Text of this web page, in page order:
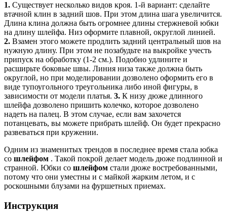
1. Существует несколько видов кроя. 1-й вариант: сделайте
втачной клин в задний шов. При этом длина шага увеличится.
Длина клина должна быть огромнее длины стержневой юбки
на длину шлейфа. Низ оформите плавной, округлой линией.
2. Взамен этого можете продлить задний центральный шов на
нужную длину. При этом не позабудьте на выкройке учесть
припуск на обработку (1-2 см.). Подобно удлините и
расширьте боковые швы. Линия низа также должна быть
округлой, но при моделировании дозволено оформить его в
виде тупоугольного треугольника либо иной фигуры, в
зависимости от модели платья. 3. К низу дюже длинного
шлейфа дозволено пришить колечко, которое дозволено
надеть на палец. В этом случае, если вам захочется
потанцевать, вы можете прибрать шлейф. Он будет прекрасно
развеваться при кружении.
Одним из знаменитых трендов в последнее время стала юбка
со шлейфом . Такой покрой делает модель дюже подлинной и
странной. Юбки со шлейфом стали дюже востребованными,
потому что они уместны и с майкой жарким летом, и с
роскошными блузами на фуршетных приемах.
Инструкция